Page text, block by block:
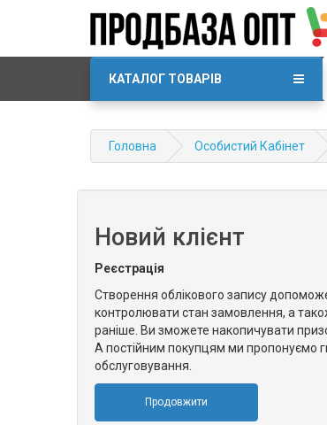
КАТАЛОГ ТОВАРІВ
Головна Особистий Кабінет
Новий клієнт
Реєстрація
Створення облікового запису
контролювати стан замовлення, а
раніше. Ви зможете накопичувати
А постійним покупцям ми пропонуємо
обслуговування.
Продовжити